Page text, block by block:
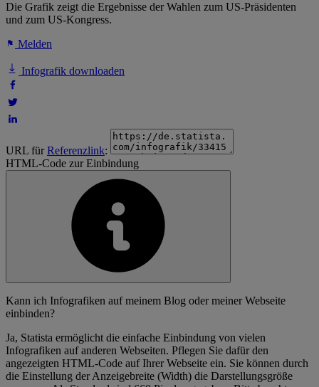
Die Grafik zeigt die Ergebnisse der Wahlen zum US-Präsidenten
und zum US-Kongress.
Melden
Infografik downloaden
URL fürReferenzlink:
HTML-Code zur Einbindung
Kann ich Infografiken auf meinem Blog oder meiner Webseite
einbinden?
Ja, Statista ermöglicht die einfache Einbindung von vielen
Infografiken auf anderen Webseiten. Pflegen Sie dafür den
angezeigten HTML-Code auf Ihrer Webseite ein. Sie können durch
die Einstellung der Anzeigebreite (Width) die Darstellungsgröße